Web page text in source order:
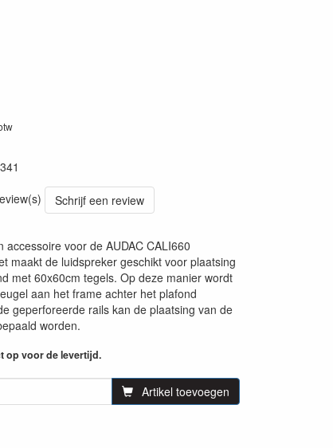
Schrijf een review
accessoire voor de AUDAC CALI660
maakt de luidspreker geschikt voor plaatsing
met 60x60cm tegels. Op deze manier wordt
aan het frame achter het plafond
geperforeerde rails kan de plaatsing van de
worden.
op voor de levertijd.
Artikel toevoegen